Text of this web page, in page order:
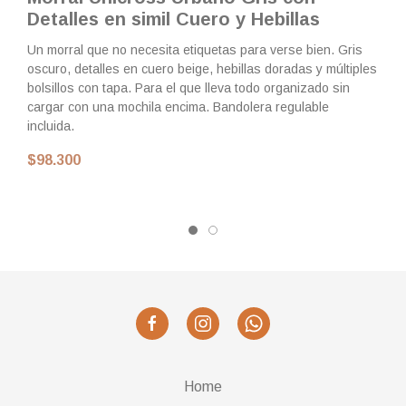
Detalles en simil Cuero y Hebillas
Un morral que no necesita etiquetas para verse bien. Gris
oscuro, detalles en cuero beige, hebillas doradas y múltiples
bolsillos con tapa. Para el que lleva todo organizado sin
cargar con una mochila encima. Bandolera regulable
incluida.
$98.300
Home